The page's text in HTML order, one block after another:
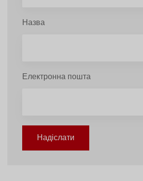
Назва
Електронна пошта
Надіслати